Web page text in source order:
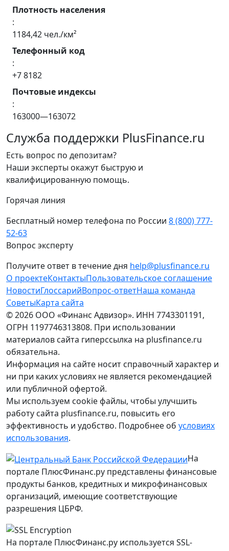
Плотность населения
:
1184,42 чел./км²
Телефонный код
:
+7 8182
Почтовые индексы
:
163000—163072
Служба поддержки PlusFinance.ru
Есть вопрос по депозитам?
Наши эксперты окажут быструю и
квалифицированную помощь.
Горячая линия
Бесплатный номер телефона по России 8 (800) 777-
52-63
Вопрос эксперту
Получите ответ в течение дня help@plusfinance.ru
О проектеКонтактыПользовательское соглашение
НовостиГлоссарийВопрос-ответНаша команда
СоветыКарта сайта
© 2026 ООО «Финанс Адвизор». ИНН 7743301191,
ОГРН 1197746313808. При использовании
материалов сайта гиперссылка на plusfinance.ru
обязательна.
Информация на сайте носит справочный характер и
ни при каких условиях не является рекомендацией
или публичной офертой.
Мы используем cookie файлы, чтобы улучшить
работу сайта plusfinance.ru, повысить его
эффективность и удобство. Подробнее об условиях
использования.
На
портале ПлюсФинанс.ру представлены финансовые
продукты банков, кредитных и микрофинансовых
организаций, имеющие соответствующие
разрешения ЦБРФ.
На портале ПлюсФинанс.ру используется SSL-